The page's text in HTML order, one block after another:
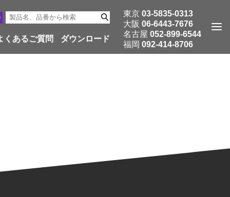
くあるご質問 ダウンロード
東京 03-5835-0313
大阪 06-6443-7676
名古屋 052-899-6544
福岡 092-414-8706